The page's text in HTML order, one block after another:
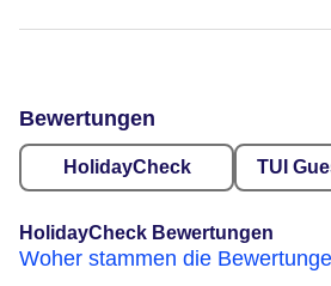
Bewertungen
HolidayCheck TUI
HolidayCheck Bewertungen
Woher stammen die